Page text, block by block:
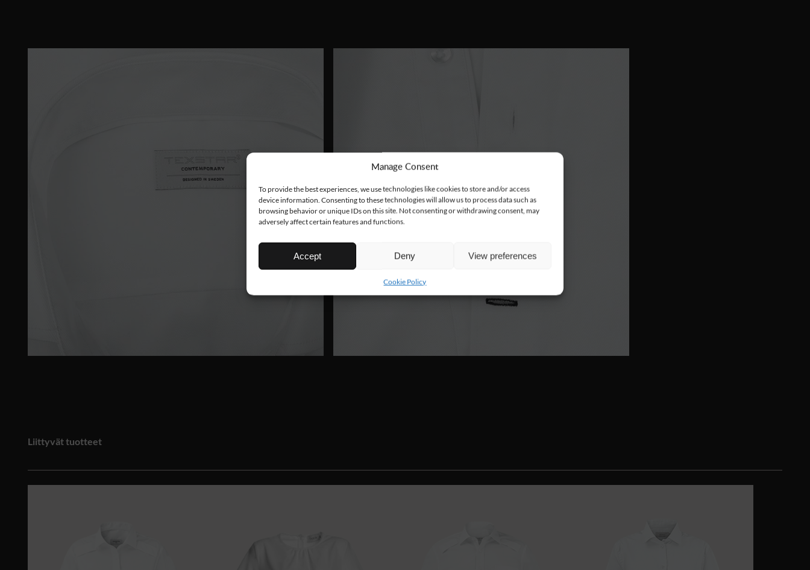
Manage Consent
To provide the best experiences, we use technologies like cookies to store and/or access
device information. Consenting to these technologies will allow us to process data such as
browsing behavior or unique IDs on this site. Not consenting or withdrawing consent, may
adversely affect certain features and functions.
Accept Deny View preferences
Cookie Policy
Liittyvät tuotteet